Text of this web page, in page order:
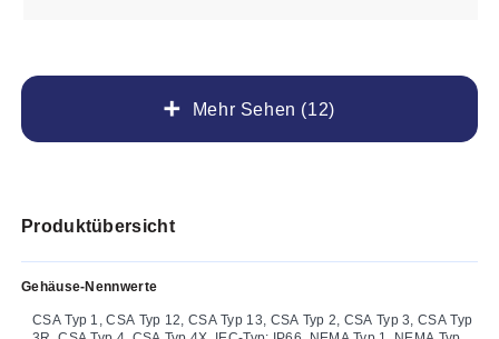
Mehr Sehen (12)
Produktübersicht
Gehäuse-Nennwerte
CSA Typ 1, CSA Typ 12, CSA Typ 13, CSA Typ 2, CSA Typ 3, CSA Typ